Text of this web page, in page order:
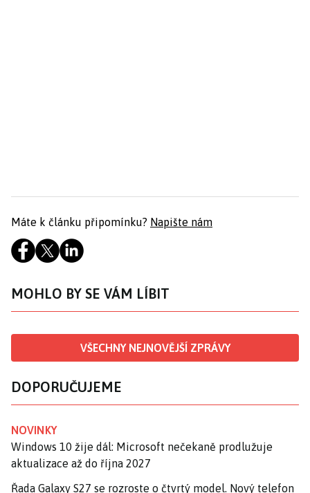
Máte k článku připomínku? Napište nám
MOHLO BY SE VÁM LÍBIT
VŠECHNY NEJNOVĚJŠÍ ZPRÁVY
DOPORUČUJEME
NOVINKY
Windows 10 žije dál: Microsoft nečekaně prodlužuje
aktualizace až do října 2027
Řada Galaxy S27 se rozroste o čtvrtý model. Nový telefon